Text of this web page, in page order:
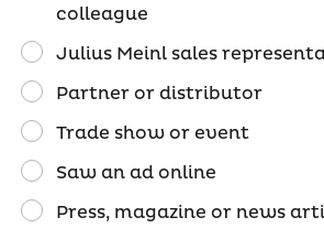
colleague
Julius Meinl sales
Partner or distributor
Trade show or event
Saw an ad online
Press, magazine or news